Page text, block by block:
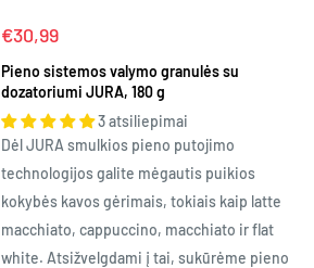
Kaina
€30,99
Pieno sistemos valymo granulės su
dozatoriumi JURA, 180 g
3 atsiliepimai
Dėl JURA smulkios pieno putojimo
technologijos galite mėgautis puikios
kokybės kavos gėrimais, tokiais kaip latte
macchiato, cappuccino, macchiato ir flat
white. Atsižvelgdami į tai, sukūrėme pieno